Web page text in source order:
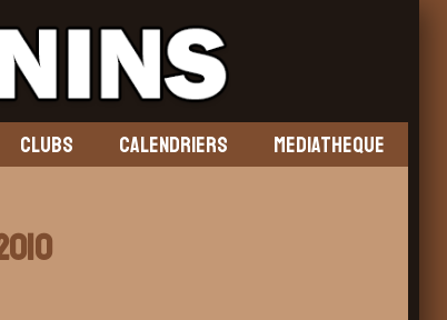
CLUBS CALENDRIERS MEDIATHEQUE